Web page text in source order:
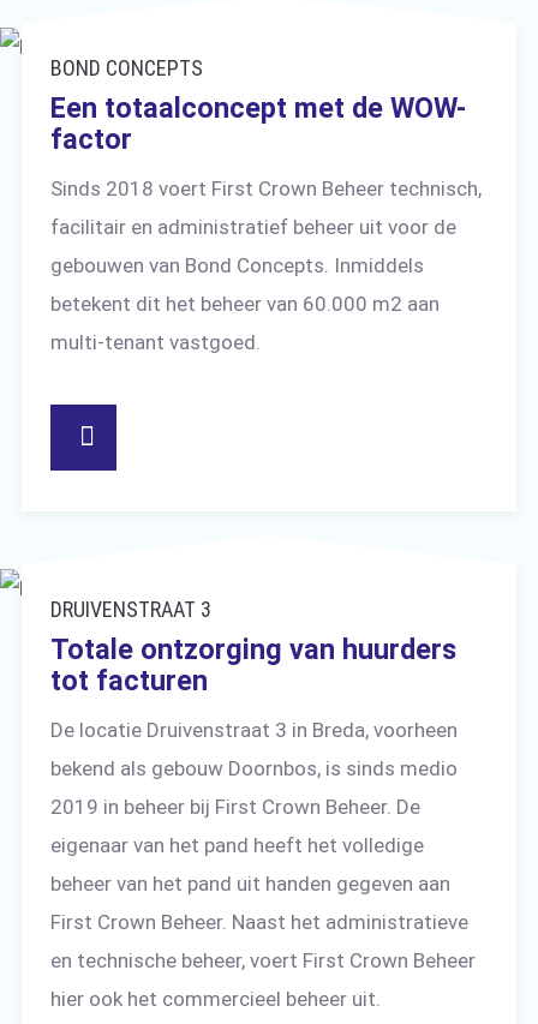
BOND CONCEPTS
Een totaalconcept met de WOW-
factor
Sinds 2018 voert First Crown Beheer technisch,
facilitair en administratief beheer uit voor de
gebouwen van Bond Concepts. Inmiddels
betekent dit het beheer van 60.000 m2 aan
multi-tenant vastgoed.
DRUIVENSTRAAT 3
Totale ontzorging van huurders
tot facturen
De locatie Druivenstraat 3 in Breda, voorheen
bekend als gebouw Doornbos, is sinds medio
2019 in beheer bij First Crown Beheer. De
eigenaar van het pand heeft het volledige
beheer van het pand uit handen gegeven aan
First Crown Beheer. Naast het administratieve
en technische beheer, voert First Crown Beheer
hier ook het commercieel beheer uit.